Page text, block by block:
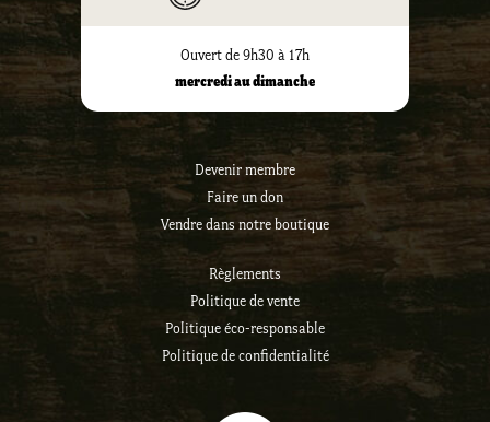
Ouvert de 9h30 à 17h
mercredi au dimanche
Devenir membre
Faire un don
Vendre dans notre boutique
Règlements
Politique de vente
Politique éco-responsable
Politique de confidentialité